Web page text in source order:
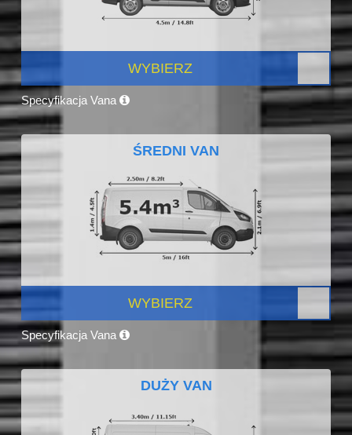
WYBIERZ
Specyfikacja Vana
ŚREDNI VAN
WYBIERZ
Specyfikacja Vana
DUŻY VAN